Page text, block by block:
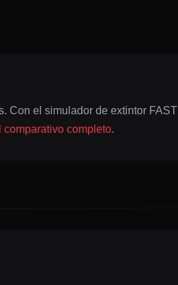
Con el simulador de extintor FAST
comparativo completo.